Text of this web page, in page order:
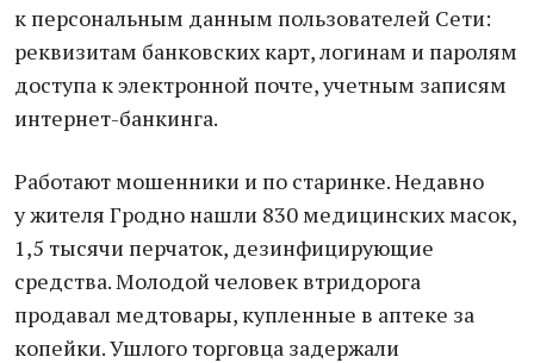
к персональным данным пользователей Сети:
реквизитам банковских карт, логинам и паролям
доступа к электронной почте, учетным записям
интернет-банкинга.
Работают мошенники и по старинке. Недавно
у жителя Гродно нашли 830 медицинских масок,
1,5 тысячи перчаток, дезинфицирующие
средства. Молодой человек втридорога
продавал медтовары, купленные в аптеке за
копейки. Ушлого торговца задержали